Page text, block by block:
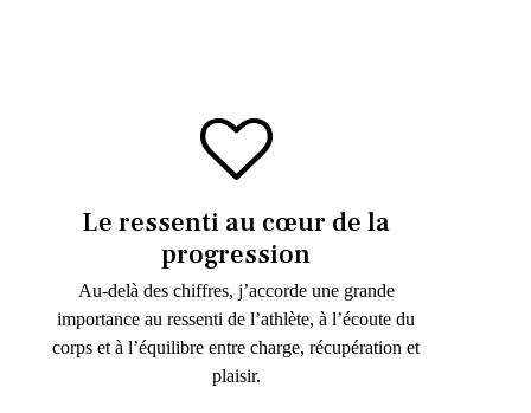
Le ressenti au cœur de la
progression
Au-delà des chiffres, j’accorde une grande
importance au ressenti de l’athlète, à l’écoute du
corps et à l’équilibre entre charge, récupération et
plaisir.